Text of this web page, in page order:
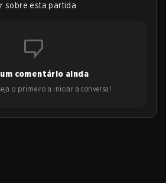
sobre esta partida
comentário ainda
o primeiro a iniciar a conversa!